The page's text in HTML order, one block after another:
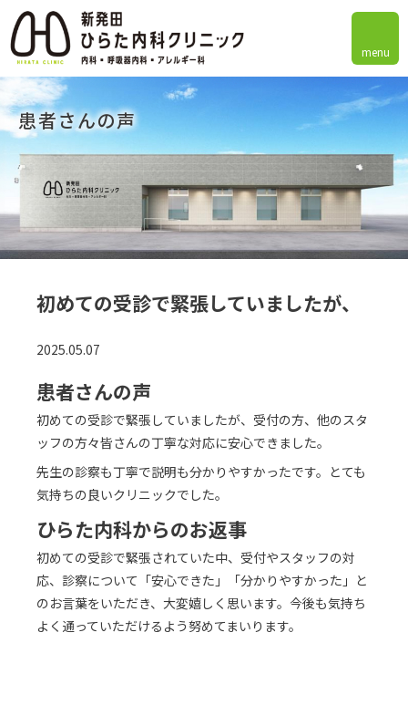
患者さんの声
初めての受診で緊張していましたが、
2025.05.07
患者さんの声
初めての受診で緊張していましたが、受付の方、他のスタ
ッフの方々皆さんの丁寧な対応に安心できました。
先生の診察も丁寧で説明も分かりやすかったです。とても
気持ちの良いクリニックでした。
ひらた内科からのお返事
初めての受診で緊張されていた中、受付やスタッフの対
応、診察について「安心できた」「分かりやすかった」と
のお言葉をいただき、大変嬉しく思います。今後も気持ち
よく通っていただけるよう努めてまいります。
menu